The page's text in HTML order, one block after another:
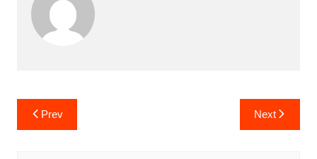
Prev Next